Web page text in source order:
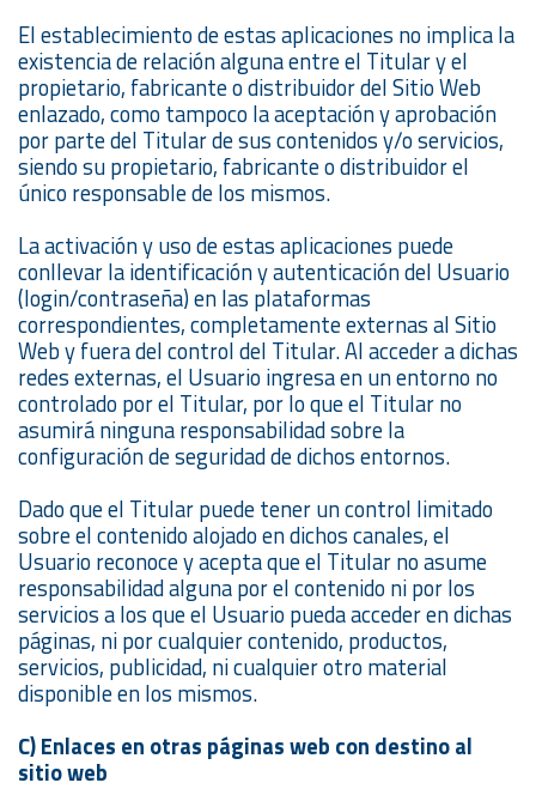
El establecimiento de estas aplicaciones no implica la
existencia de relación alguna entre el Titular y el
propietario, fabricante o distribuidor del Sitio Web
enlazado, como tampoco la aceptación y aprobación
por parte del Titular de sus contenidos y/o servicios,
siendo su propietario, fabricante o distribuidor el
único responsable de los mismos.
La activación y uso de estas aplicaciones puede
conllevar la identificación y autenticación del Usuario
(login/contraseña) en las plataformas
correspondientes, completamente externas al Sitio
Web y fuera del control del Titular. Al acceder a dichas
redes externas, el Usuario ingresa en un entorno no
controlado por el Titular, por lo que el Titular no
asumirá ninguna responsabilidad sobre la
configuración de seguridad de dichos entornos.
Dado que el Titular puede tener un control limitado
sobre el contenido alojado en dichos canales, el
Usuario reconoce y acepta que el Titular no asume
responsabilidad alguna por el contenido ni por los
servicios a los que el Usuario pueda acceder en dichas
páginas, ni por cualquier contenido, productos,
servicios, publicidad, ni cualquier otro material
disponible en los mismos.
C) Enlaces en otras páginas web con destino al
sitio web